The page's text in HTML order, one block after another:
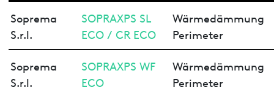
Soprema
S.r.l.
SOPRAXPS SL
ECO / CR ECO
Wärmedämmung
Perimeter
Soprema
S.r.l.
SOPRAXPS WF
ECO
Wärmedämmung
Perimeter